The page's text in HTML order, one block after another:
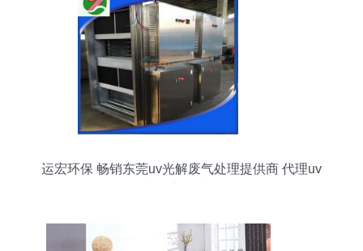
运宏环保 畅销东莞uv光解废气处理提供商 代理uv